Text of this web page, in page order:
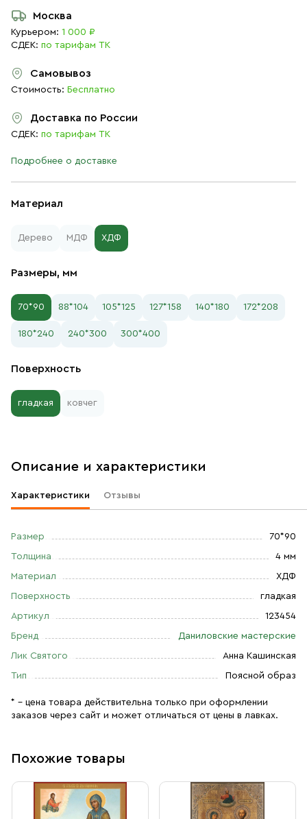
Материал
Дерево МДФ ХДФ
Размеры, мм
70*90 88*104 105*125 127*158 140*180 172*208
180*240 240*300 300*400
Поверхность
гладкая ковчег
Москва
Курьером: 1 000 ₽
СДЕК: по тарифам ТК
Самовывоз
Стоимость: Бесплатно
Доставка по России
СДЕК: по тарифам ТК
Подробнее о доставке
Описание и характеристики
Характеристики Отзывы
Размер 70*90
Толщина 4 мм
Материал ХДФ
Поверхность гладкая
Артикул 123454
Бренд Даниловские мастерские
Лик Святого Анна Кашинская
Тип Поясной образ
* – цена товара действительна только при оформлении
заказов через сайт и может отличаться от цены в лавках.
Похожие товары